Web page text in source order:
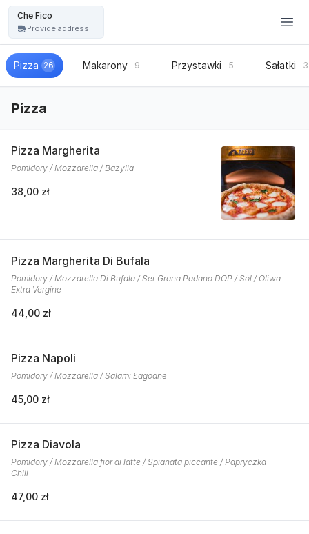
Che Fico
Provide address...
Pizza 26 Makarony 9 Przystawki 5 Sałatki 3
Pizza
Pizza Margherita
Pomidory / Mozzarella / Bazylia
38,00 zł
Pizza Margherita Di Bufala
Pomidory / Mozzarella Di Bufala / Ser Grana Padano DOP / Sól / Oliwa
Extra Vergine
44,00 zł
Pizza Napoli
Pomidory / Mozzarella / Salami Łagodne
45,00 zł
Pizza Diavola
Pomidory / Mozzarella fior di latte / Spianata piccante / Papryczka
Chili
47,00 zł